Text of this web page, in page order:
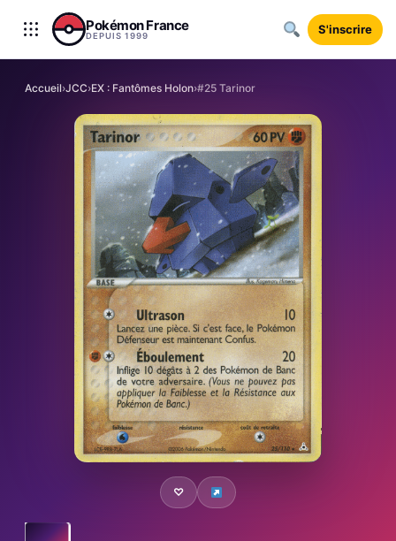
Aller au contenu
Pokémon France
DEPUIS 1999 S'inscrire
Accueil›JCC›EX : Fantômes Holon›#25 Tarinor
♡